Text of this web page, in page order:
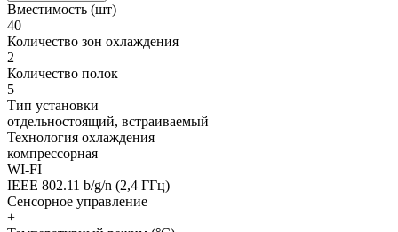
Вместимость (шт)
40
Количество зон охлаждения
2
Количество полок
5
Тип установки
отдельностоящий, встраиваемый
Технология охлаждения
компрессорная
WI-FI
IEEE 802.11 b/g/n (2,4 ГГц)
Сенсорное управление
+